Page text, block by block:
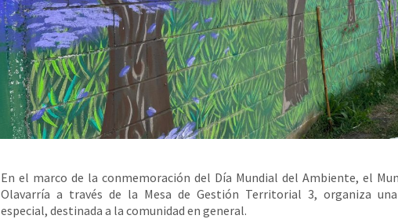
En el marco de la conmemoración del Día Mundial del Ambiente, el
Olavarría a través de la Mesa de Gestión Territorial 3, organiza
especial, destinada a la comunidad en general.